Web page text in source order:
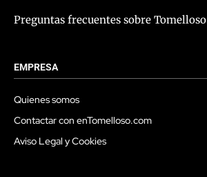
Preguntas frecuentes sobre Tomelloso
EMPRESA
Quienes somos
Contactar con enTomelloso.com
Aviso Legal y Cookies